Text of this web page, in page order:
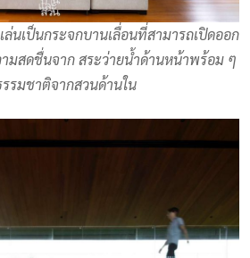
ล่นเป็นกระจกบานเลื่อนที่สามารถเปิดออก
ามสดชื่นจาก สระว่ายน้ำด้านหน้าพร้อม ๆ
รมชาติจากสวนด้านใน